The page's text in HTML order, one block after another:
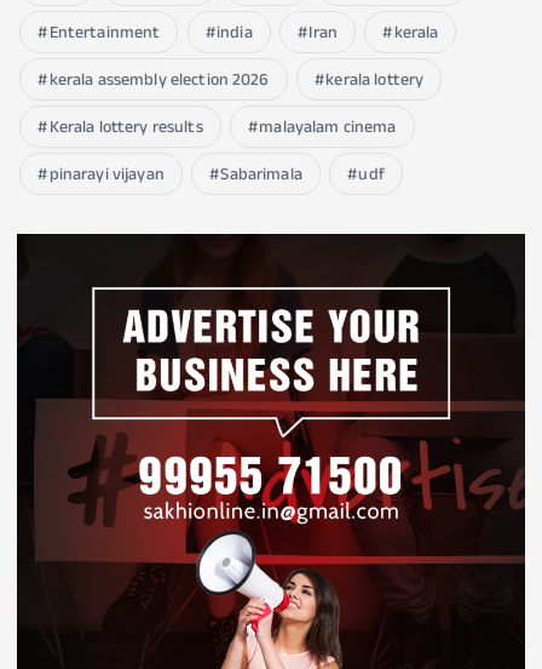
Entertainment
india Iran
kerala
kerala assembly election 2026
kerala lottery
Kerala lottery results
malayalam cinema
pinarayi vijayan
Sabarimala udf